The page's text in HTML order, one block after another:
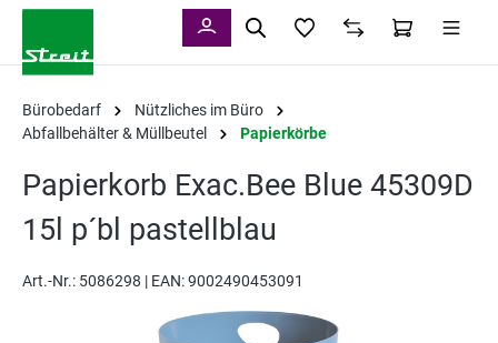
Bürobedarf
Nützliches im Büro
Abfallbehälter & Müllbeutel
Papierkörbe
Papierkorb Exac.Bee Blue 45309D
15l p´bl pastellblau
Art.-Nr.: 5086298 | EAN: 9002490453091
Bildergalerie überspringen